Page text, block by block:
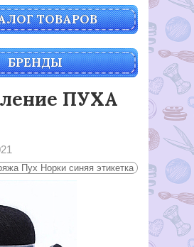
ТОВАРОВ
БРЕНДЫ
ПУХА
Пух Норки синяя этикетка